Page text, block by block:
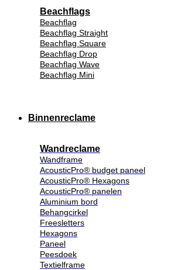
Beachflags
Beachflag
Beachflag Straight
Beachflag Square
Beachflag Drop
Beachflag Wave
Beachflag Mini
Binnenreclame
Wandreclame
Wandframe
AcousticPro® budget paneel
AcousticPro® Hexagons
AcousticPro® panelen
Aluminium bord
Behangcirkel
Freesletters
Hexagons
Paneel
Peesdoek
Textielframe